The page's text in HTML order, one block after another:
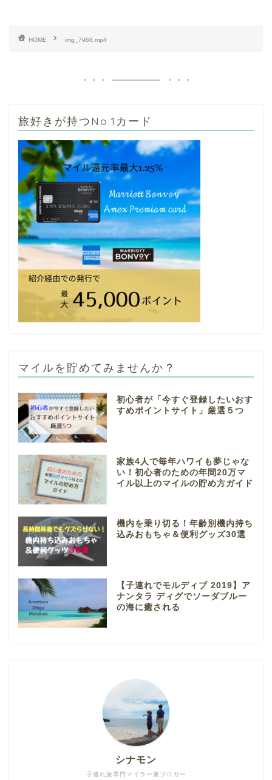
HOME img_7968.mp4
旅好きが持つNo.1カード
マイルを貯めてみませんか？
初心者が「今すぐ登録したいおす
すめポイントサイト」厳選５つ
家族4人で毎年ハワイも夢じゃな
い！初心者のための年間20万マ
イル以上のマイルの貯め方ガイド
機内を乗り切る！年齢別機内持ち
込みおもちゃ＆便利グッズ30選
【子連れでモルディブ 2019】ア
ナンタラ ディグでソーダブルー
の海に癒される
子連れ旅専門マイラー兼ブロガー
シナモン